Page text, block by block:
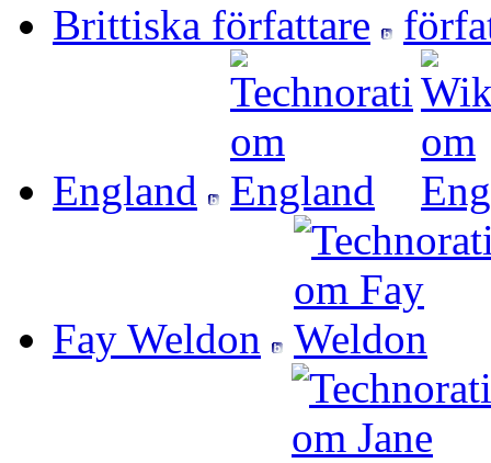
Brittiska författare
England
Fay Weldon